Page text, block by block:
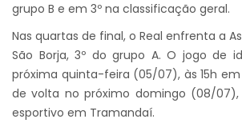
grupo B e em 3º na classificação geral.
Nas quartas de final, o Real enfrenta a
São Borja, 3º do grupo A. O jogo de
próxima quinta-feira (05/07), às 15h em
de volta no próximo domingo (08/07),
esportivo em Tramandaí.